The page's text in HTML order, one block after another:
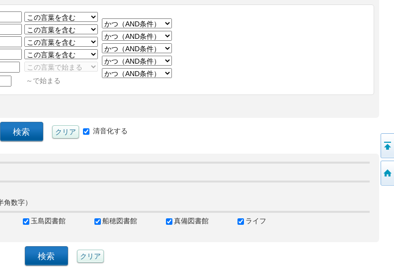
～で始まる
清音化する
角数字）
玉島図書館 船穂図書館 真備図書館
ライフ